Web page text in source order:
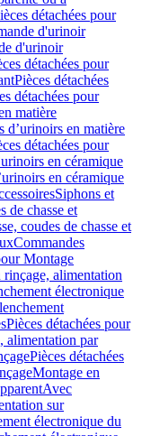
détachées pour
d'urinoir
d'urinoir
détachées pour
Pièces détachées
détachées pour
matière
d’urinoirs en matière
détachées pour
en céramique
en céramique
Siphons et
de chasse et
coudes de chasse et
Commandes
Montage
alimentation
électronique
Pièces détachées pour
alimentation par
Pièces détachées
Montage en
Avec
sur
électronique du